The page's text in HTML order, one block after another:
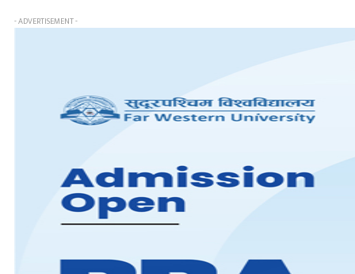
- ADVERTISEMENT -